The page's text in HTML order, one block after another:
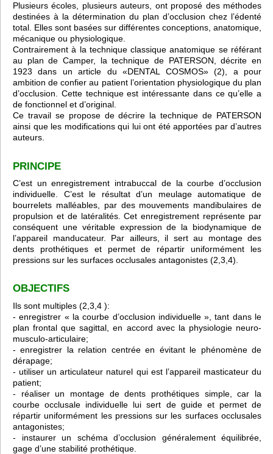
Plusieurs écoles, plusieurs auteurs, ont proposé des méthodes
destinées à la détermination du plan d’occlusion chez l’édenté
total. Elles sont basées sur différentes conceptions, anatomique,
mécanique ou physiologique.
Contrairement à la technique classique anatomique se référant
au plan de Camper, la technique de PATERSON, décrite en
1923 dans un article du «DENTAL COSMOS» (2), a pour
ambition de confier au patient l’orientation physiologique du plan
d’occlusion. Cette technique est intéressante dans ce qu’elle a
de fonctionnel et d’original.
Ce travail se propose de décrire la technique de PATERSON
ainsi que les modifications qui lui ont été apportées par d’autres
auteurs.
PRINCIPE
C’est un enregistrement intrabuccal de la courbe d’occlusion
individuelle. C’est le résultat d’un meulage automatique de
bourrelets malléables, par des mouvements mandibulaires de
propulsion et de latéralités. Cet enregistrement représente par
conséquent une véritable expression de la biodynamique de
l’appareil manducateur. Par ailleurs, il sert au montage des
dents prothétiques et permet de répartir uniformément les
pressions sur les surfaces occlusales antagonistes (2,3,4).
OBJECTIFS
Ils sont multiples (2,3,4 ):
- enregistrer « la courbe d’occlusion individuelle », tant dans le
plan frontal que sagittal, en accord avec la physiologie neuro-
musculo-articulaire;
- enregistrer la relation centrée en évitant le phénomène de
dérapage;
- utiliser un articulateur naturel qui est l’appareil masticateur du
patient;
- réaliser un montage de dents prothétiques simple, car la
courbe occlusale individuelle lui sert de guide et permet de
répartir uniformément les pressions sur les surfaces occlusales
antagonistes;
- instaurer un schéma d’occlusion généralement équilibrée,
gage d’une stabilité prothétique.